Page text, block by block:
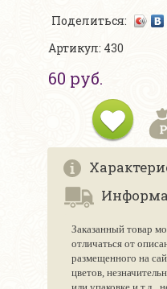
Поделиться:
Артикул: 430
60 руб.
Заказанный товар
отличаться от
размещенного на
цветов,